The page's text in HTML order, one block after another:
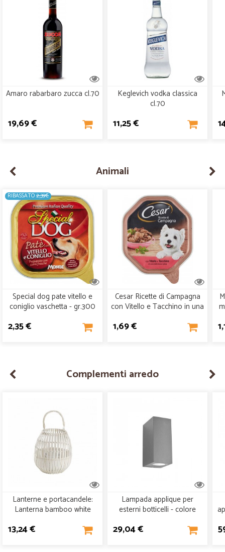
Amaro rabarbaro zucca cl.70
19,69 €
Keglevich vodka classica
cl.70
11,25 €
Animali
RIBASSATO2,39€
Special dog pate vitello e
coniglio vaschetta - gr.300
2,35 €
Cesar Ricette di Campagna
con Vitello e Tacchino in una
1,69 €
Complementi arredo
Lanterne e portacandele:
Lanterna bamboo white
13,24 €
Lampada applique per
esterni botticelli - colore
150x92x68mm
29,04 €